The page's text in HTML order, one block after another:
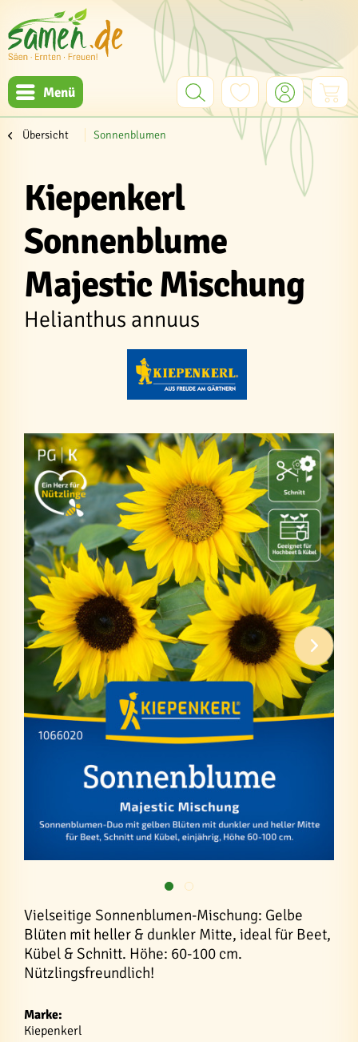
Menü
Übersicht Sonnenblumen
Kiepenkerl
Sonnenblume
Majestic Mischung
Helianthus annuus
Vielseitige Sonnenblumen-Mischung: Gelbe
Blüten mit heller & dunkler Mitte, ideal für Beet,
Kübel & Schnitt. Höhe: 60-100 cm.
Nützlingsfreundlich!
Marke:
Kiepenkerl